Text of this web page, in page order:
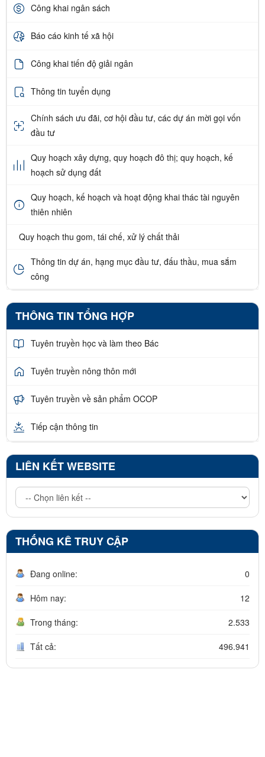
Công khai ngân sách
Báo cáo kinh tế xã hội
Công khai tiến độ giải ngân
Thông tin tuyển dụng
Chính sách ưu đãi, cơ hội đầu tư, các dự án mời gọi vốn
đầu tư
Quy hoạch xây dựng, quy hoạch đô thị; quy hoạch, kế
hoạch sử dụng đất
Quy hoạch, kế hoạch và hoạt động khai thác tài nguyên
thiên nhiên
Quy hoạch thu gom, tái chế, xử lý chất thải
Thông tin dự án, hạng mục đầu tư, đấu thầu, mua sắm
công
THÔNG TIN TỔNG HỢP
Tuyên truyền học và làm theo Bác
Tuyên truyền nông thôn mới
Tuyên truyền về sản phẩm OCOP
Tiếp cận thông tin
LIÊN KẾT WEBSITE
THỐNG KÊ TRUY CẬP
Đang online: 0
Hôm nay: 12
Trong tháng: 2.533
Tất cả: 496.941